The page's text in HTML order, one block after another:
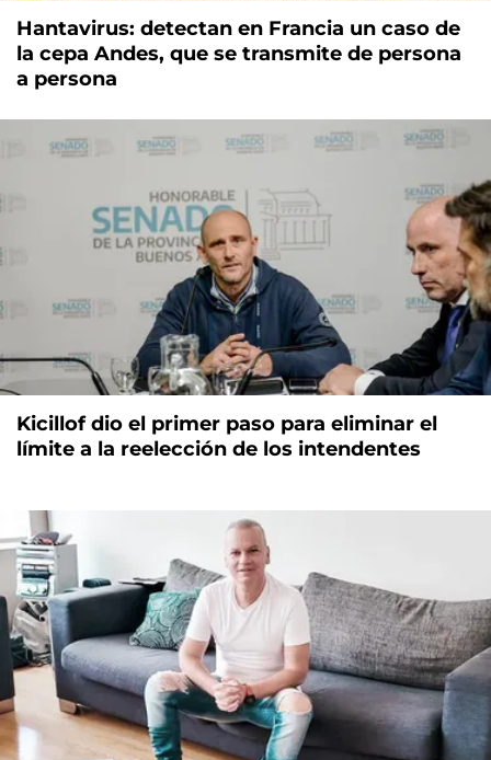
Hantavirus: detectan en Francia un caso de
la cepa Andes, que se transmite de persona
a persona
Kicillof dio el primer paso para eliminar el
límite a la reelección de los intendentes